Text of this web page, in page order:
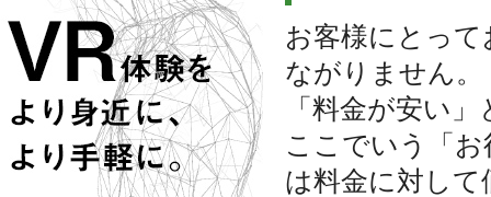
お客様にとっ
ながりません。
「料金が安い
ここでいう「
は料金に対し